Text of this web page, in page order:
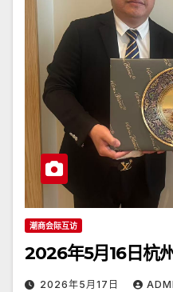
潮商会际互访
2026年5月16日杭
2026年5月17日